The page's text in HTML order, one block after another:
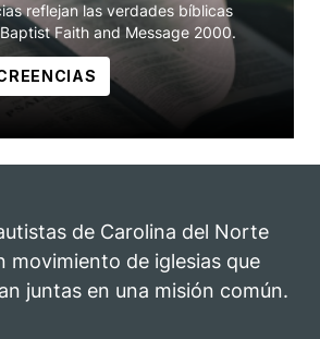
reflejan las verdades bíblicas
Faith and Message 2000.
de Carolina del Norte
movimiento de iglesias que
juntas en una misión común.